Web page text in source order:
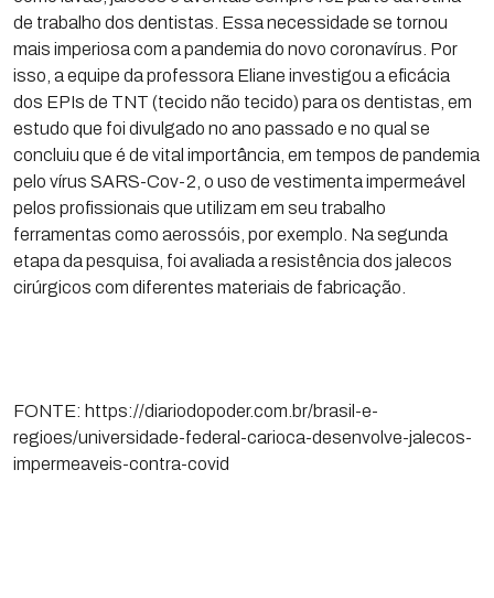
de trabalho dos dentistas. Essa necessidade se tornou
mais imperiosa com a pandemia do novo coronavírus. Por
isso, a equipe da professora Eliane investigou a eficácia
dos EPIs de TNT (tecido não tecido) para os dentistas, em
estudo que foi divulgado no ano passado e no qual se
concluiu que é de vital importância, em tempos de pandemia
pelo vírus SARS-Cov-2, o uso de vestimenta impermeável
pelos profissionais que utilizam em seu trabalho
ferramentas como aerossóis, por exemplo. Na segunda
etapa da pesquisa, foi avaliada a resistência dos jalecos
cirúrgicos com diferentes materiais de fabricação.
FONTE: https://diariodopoder.com.br/brasil-e-
regioes/universidade-federal-carioca-desenvolve-jalecos-
impermeaveis-contra-covid